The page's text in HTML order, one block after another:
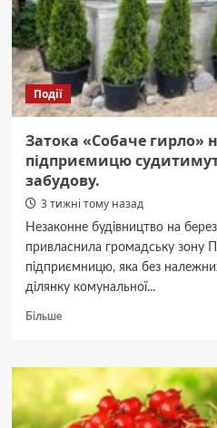
Оновлено.
Події
Затока «Собаче гирло»
підприємицю
забудову.
3 тижні тому назад
Незаконне будівництво на
привласнила громадську зону
підприємницю, яка без
ділянку комунальної...
БільшеДокладніше
«Собаче
гирло»
на
Оболоні: